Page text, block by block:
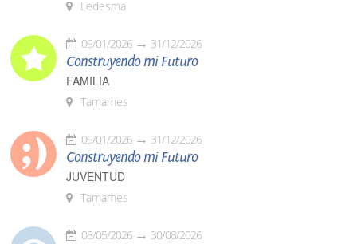
Ledesma
09/01/2026 31/12/2026
Construyendo mi Futuro
FAMILIA
Tamames
09/01/2026 31/12/2026
Construyendo mi Futuro
JUVENTUD
Tamames
08/05/2026 30/08/2026